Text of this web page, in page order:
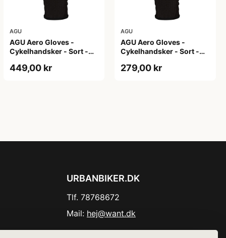
AGU
AGU Aero Gloves -
Cykelhandsker - Sort -
449,00 kr
AGU
AGU Aero Gloves -
Cykelhandsker - Sort -
279,00 kr
URBANBIKER.DK
Tlf. 78768672
Mail: hej@want.dk